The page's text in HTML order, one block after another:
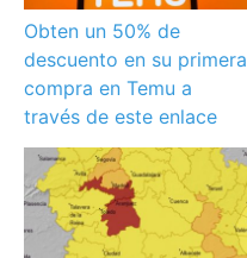
Obten un 50% de
descuento en su primera
compra en Temu a
través de este enlace